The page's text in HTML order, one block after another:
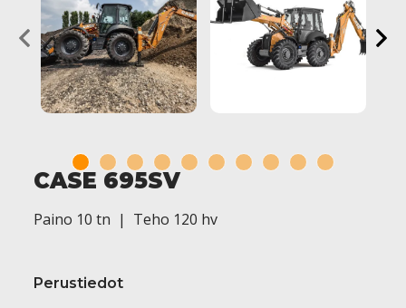
1 2 3 4 5 6 7 8 9 10
CASE 695SV
Paino 10 tn | Teho 120 hv
Perustiedot